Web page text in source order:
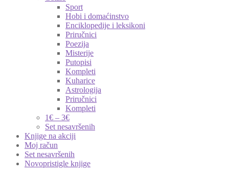
Sport
Hobi i domaćinstvo
Enciklopedije i leksikoni
Priručnici
Poezija
Misterije
Putopisi
Kompleti
Kuharice
Astrologija
Priručnici
Kompleti
1€ – 3€
Set nesavršenih
Knjige na akciji
Moj račun
Set nesavršenih
Novopristigle knjige